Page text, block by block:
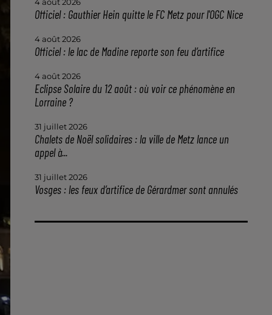
Officiel : Gauthier Hein quitte le FC Metz pour l'OGC Nice
4 août 2026
Officiel : le lac de Madine reporte son feu d’artifice
4 août 2026
Eclipse Solaire du 12 août : où voir ce phénomène en
Lorraine ?
31 juillet 2026
Chalets de Noël solidaires : la ville de Metz lance un
appel à...
31 juillet 2026
Vosges : les feux d’artifice de Gérardmer sont annulés